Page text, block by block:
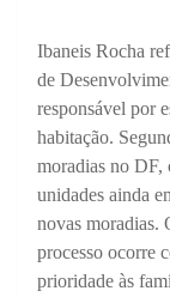
Ibaneis Rocha
de
responsável por
habitação.
moradias no DF,
unidades ainda
novas moradias.
processo ocorre
prioridade às